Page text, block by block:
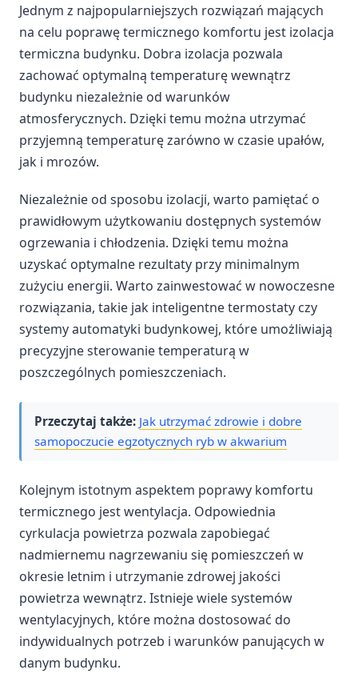
Jednym z najpopularniejszych rozwiązań mających
na celu poprawę termicznego komfortu jest izolacja
termiczna budynku. Dobra izolacja pozwala
zachować optymalną temperaturę wewnątrz
budynku niezależnie od warunków
atmosferycznych. Dzięki temu można utrzymać
przyjemną temperaturę zarówno w czasie upałów,
jak i mrozów.
Niezależnie od sposobu izolacji, warto pamiętać o
prawidłowym użytkowaniu dostępnych systemów
ogrzewania i chłodzenia. Dzięki temu można
uzyskać optymalne rezultaty przy minimalnym
zużyciu energii. Warto zainwestować w nowoczesne
rozwiązania, takie jak inteligentne termostaty czy
systemy automatyki budynkowej, które umożliwiają
precyzyjne sterowanie temperaturą w
poszczególnych pomieszczeniach.
Przeczytaj także: Jak utrzymać zdrowie i dobre
samopoczucie egzotycznych ryb w akwarium
Kolejnym istotnym aspektem poprawy komfortu
termicznego jest wentylacja. Odpowiednia
cyrkulacja powietrza pozwala zapobiegać
nadmiernemu nagrzewaniu się pomieszczeń w
okresie letnim i utrzymanie zdrowej jakości
powietrza wewnątrz. Istnieje wiele systemów
wentylacyjnych, które można dostosować do
indywidualnych potrzeb i warunków panujących w
danym budynku.